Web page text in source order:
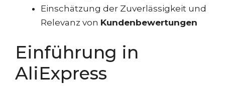
Einschätzung der Zuverlässigkeit und
Relevanz von Kundenbewertungen
Einführung in
AliExpress